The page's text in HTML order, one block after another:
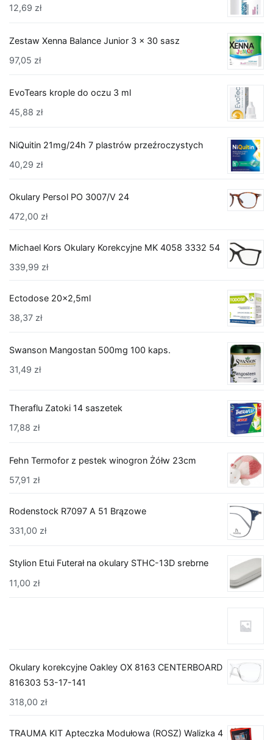
12,69 zł
Zestaw Xenna Balance Junior 3 x 30 sasz
97,05 zł
EvoTears krople do oczu 3 ml
45,88 zł
NiQuitin 21mg/24h 7 plastrów przeźroczystych
40,29 zł
Okulary Persol PO 3007/V 24
472,00 zł
Michael Kors Okulary Korekcyjne MK 4058 3332 54
339,99 zł
Ectodose 20x2,5ml
38,37 zł
Swanson Mangostan 500mg 100 kaps.
31,49 zł
Theraflu Zatoki 14 saszetek
17,88 zł
Fehn Termofor z pestek winogron Żółw 23cm
57,91 zł
Rodenstock R7097 A 51 Brązowe
331,00 zł
Stylion Etui Futerał na okulary STHC-13D srebrne
11,00 zł
Okulary korekcyjne Oakley OX 8163 CENTERBOARD
816303 53-17-141
318,00 zł
TRAUMA KIT Apteczka Modułowa (ROSZ) Walizka 4